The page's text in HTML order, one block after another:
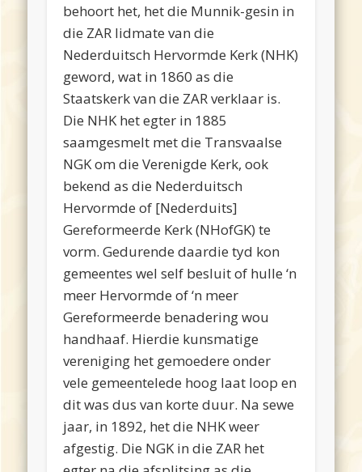
behoort het, het die Munnik-gesin in
die ZAR lidmate van die
Nederduitsch Hervormde Kerk (NHK)
geword, wat in 1860 as die
Staatskerk van die ZAR verklaar is.
Die NHK het egter in 1885
saamgesmelt met die Transvaalse
NGK om die Verenigde Kerk, ook
bekend as die Nederduitsch
Hervormde of [Nederduits]
Gereformeerde Kerk (NHofGK) te
vorm. Gedurende daardie tyd kon
gemeentes wel self besluit of hulle ‘n
meer Hervormde of ‘n meer
Gereformeerde benadering wou
handhaaf. Hierdie kunsmatige
vereniging het gemoedere onder
vele gemeentelede hoog laat loop en
dit was dus van korte duur. Na sewe
jaar, in 1892, het die NHK weer
afgestig. Die NGK in die ZAR het